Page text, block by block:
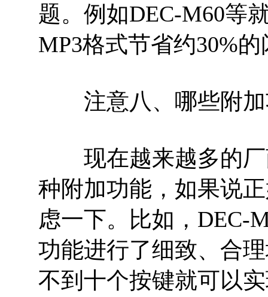
题。例如DEC-M60等
MP3格式节省约30%
注意八、哪些附加
现在越来越多的厂
种附加功能，如果说
虑一下。比如，DEC-
功能进行了细致、合
不到十个按键就可以